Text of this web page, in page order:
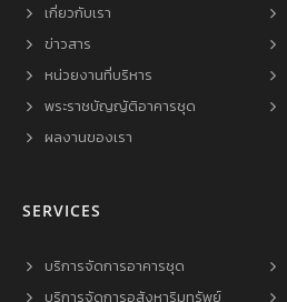
เกี่ยวกับเรา
ข่าวสาร
หน่วยงานที่บริหาร
พระราชบัญญัติอาคารชุด
ผลงานของเรา
SERVICES
บริการจัดการอาคารชุด
บริการจัดการอสังหาริมทรัพย์